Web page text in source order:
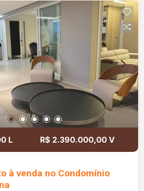
Sauna. Entrega
L R$ 2.390.000,00 V
à venda no Condomínio